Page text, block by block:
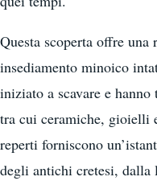
Questa scoperta offre
insediamento minoico
iniziato a scavare e
tra cui ceramiche, gioielli
reperti forniscono
degli antichi cretesi,